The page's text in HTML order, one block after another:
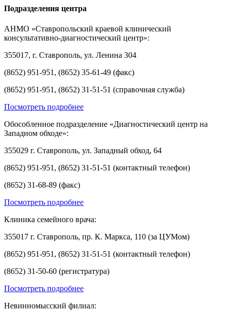
Подразделения центра
АНМО «Ставропольский краевой клинический
консультативно-диагностический центр»:
355017, г. Ставрополь, ул. Ленина 304
(8652) 951-951, (8652) 35-61-49 (факс)
(8652) 951-951, (8652) 31-51-51 (справочная служба)
Посмотреть подробнее
Обособленное подразделение «Диагностический центр на
Западном обходе»:
355029 г. Ставрополь, ул. Западный обход, 64
(8652) 951-951, (8652) 31-51-51 (контактный телефон)
(8652) 31-68-89 (факс)
Посмотреть подробнее
Клиника семейного врача:
355017 г. Ставрополь, пр. К. Маркса, 110 (за ЦУМом)
(8652) 951-951, (8652) 31-51-51 (контактный телефон)
(8652) 31-50-60 (регистратура)
Посмотреть подробнее
Невинномысский филиал: